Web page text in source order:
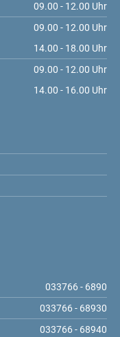
09.00 - 12.00 Uhr
09.00 - 12.00 Uhr
14.00 - 18.00 Uhr
09.00 - 12.00 Uhr
14.00 - 16.00 Uhr
033766 - 6890
033766 - 68930
033766 - 68940